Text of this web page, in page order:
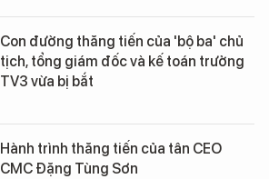
Con đường thăng tiến của 'bộ ba' chủ
tịch, tổng giám đốc và kế toán trưởng
TV3 vừa bị bắt
Hành trình thăng tiến của tân CEO
CMC Đặng Tùng Sơn